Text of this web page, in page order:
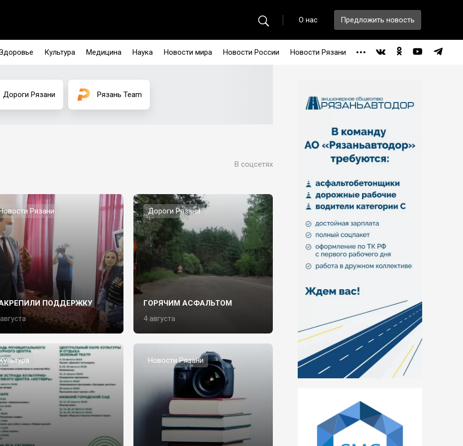
О нас Предложить новость
Культура Медицина Наука Новости мира Новости России Новости Рязани
Дороги Рязани Рязань Team
В соцсетях
Рязани
ПОДДЕРЖКУ
Дороги Рязани
ГОРЯЧИМ АСФАЛЬТОМ
4 августа
Новости Рязани